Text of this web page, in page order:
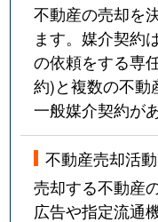
不動産の売却を
ます。媒介契約
の依頼をする専
約)と複数の不動
一般媒介契約が
不動産売却活動
売却する不動産
広告や指定流通